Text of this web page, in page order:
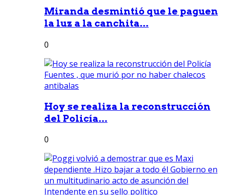
Miranda desmintió que le paguen
la luz a la canchita...
0
Hoy se realiza la reconstrucción
del Policía...
0